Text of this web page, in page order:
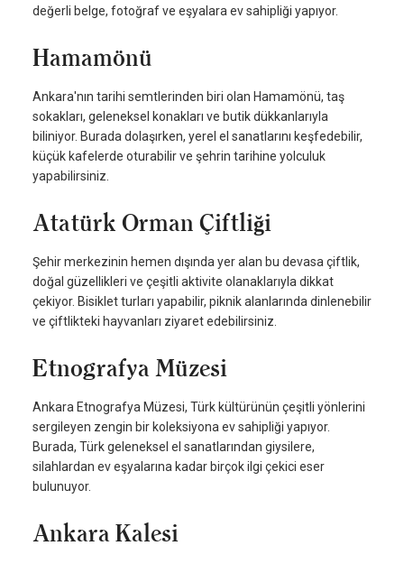
değerli belge, fotoğraf ve eşyalara ev sahipliği yapıyor.
Hamamönü
Ankara'nın tarihi semtlerinden biri olan Hamamönü, taş
sokakları, geleneksel konakları ve butik dükkanlarıyla
biliniyor. Burada dolaşırken, yerel el sanatlarını keşfedebilir,
küçük kafelerde oturabilir ve şehrin tarihine yolculuk
yapabilirsiniz.
Atatürk Orman Çiftliği
Şehir merkezinin hemen dışında yer alan bu devasa çiftlik,
doğal güzellikleri ve çeşitli aktivite olanaklarıyla dikkat
çekiyor. Bisiklet turları yapabilir, piknik alanlarında dinlenebilir
ve çiftlikteki hayvanları ziyaret edebilirsiniz.
Etnografya Müzesi
Ankara Etnografya Müzesi, Türk kültürünün çeşitli yönlerini
sergileyen zengin bir koleksiyona ev sahipliği yapıyor.
Burada, Türk geleneksel el sanatlarından giysilere,
silahlardan ev eşyalarına kadar birçok ilgi çekici eser
bulunuyor.
Ankara Kalesi